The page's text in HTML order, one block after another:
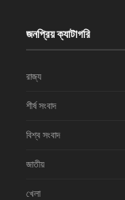
জনপ্রিয় ক্যাটাগরি
রাজ্য
শীর্ষ সংবাদ
বিশ্ব সংবাদ
জাতীয়
খেলা